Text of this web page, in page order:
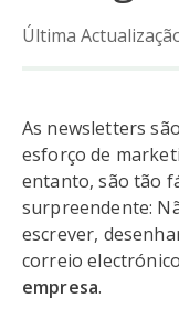
Última
As newsletters
esforço de
entanto, são tão
surpreendente:
escrever,
correio
empresa.